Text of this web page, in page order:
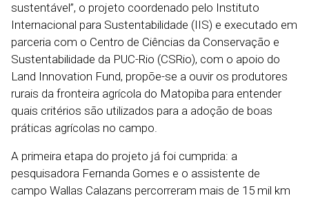
sustentável”, o projeto coordenado pelo Instituto
Internacional para Sustentabilidade (IIS) e executado em
parceria com o Centro de Ciências da Conservação e
Sustentabilidade da PUC-Rio (CSRio), com o apoio do
Land Innovation Fund, propõe-se a ouvir os produtores
rurais da fronteira agrícola do Matopiba para entender
quais critérios são utilizados para a adoção de boas
práticas agrícolas no campo.
A primeira etapa do projeto já foi cumprida: a
pesquisadora Fernanda Gomes e o assistente de
campo Wallas Calazans percorreram mais de 15 mil km